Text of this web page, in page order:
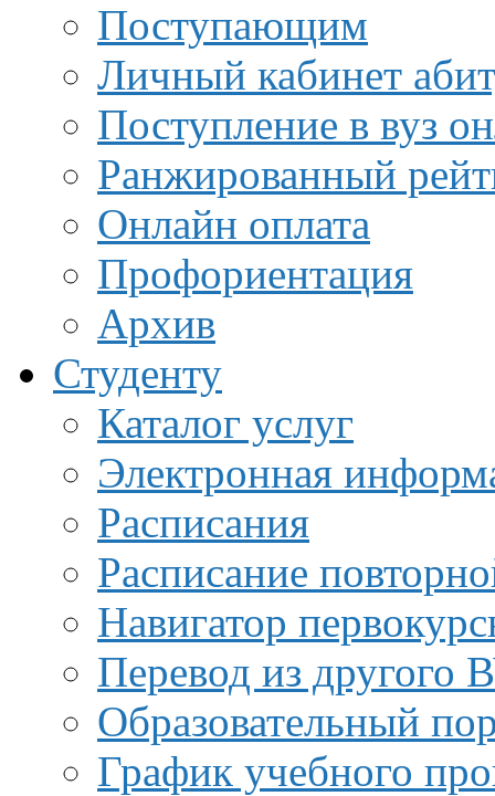
Поступающим
Личный кабинет
Поступление в вуз
Ранжированный
Онлайн оплата
Профориентация
Архив
Студенту
Каталог услуг
Электронная
Расписания
Расписание
Навигатор
Перевод из другого
Образовательный
График учебного